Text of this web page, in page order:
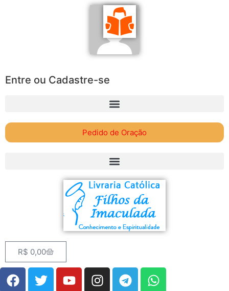
Entre ou Cadastre-se
Pedido de Oração
R$ 0,00